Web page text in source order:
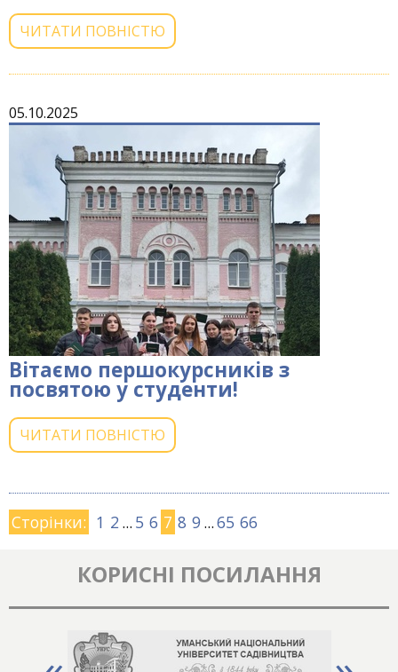
ЧИТАТИ ПОВНІСТЮ
05.10.2025
Вітаємо першокурсників з
посвятою у студенти!
ЧИТАТИ ПОВНІСТЮ
Сторінки: 1 2 ... 5 6 7 8 9 ...65 66
КОРИСНІ ПОСИЛАННЯ